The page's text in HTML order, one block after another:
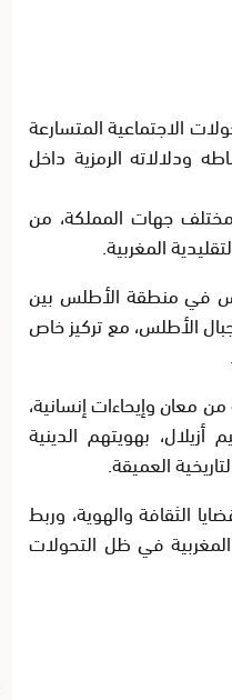
الاجتماعية المتسارعة
ودلالاته الرمزية داخل
مختلف جهات المملكة، من
المغربية.
في منطقة الأطلس بين
الأطلس، مع تركيز خاص
معان وإيحاءات إنسانية،
بهويتهم الدينية
العميقة.
الثقافة والهوية، وربط
في ظل التحولات